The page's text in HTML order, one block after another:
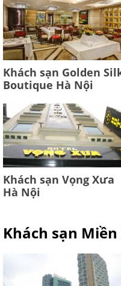
Khách sạn Golden
Boutique Hà Nội
Khách sạn Vọng Xưa
Hà Nội
Khách sạn